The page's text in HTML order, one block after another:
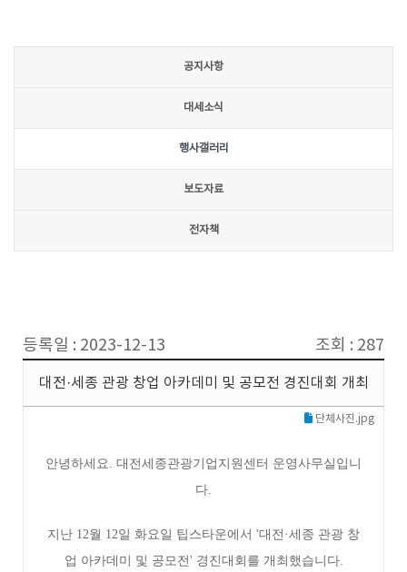
공지사항
대세소식
행사갤러리
보도자료
전자책
등록일 : 2023-12-13 조회 : 287
대전·세종 관광 창업 아카데미 및 공모전 경진대회 개최
단체사진.jpg
안녕하세요. 대전세종관광기업지원센터 운영사무실입니
다.
지난 12월 12일 화요일 팁스타운에서 '대전·세종 관광 창
업 아카데미 및 공모전' 경진대회를 개최했습니다.